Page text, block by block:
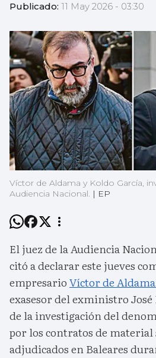
Publicado: 11 May 2026 - 03:30
Víctor de Aldama y Koldo García,
Audiencia Nacional. | EP
El juez de la Audiencia
citó a declarar este jueves
empresarioVíctor de
exasesor del exministro
de la investigación del
por los contratos de
adjudicados en Baleares